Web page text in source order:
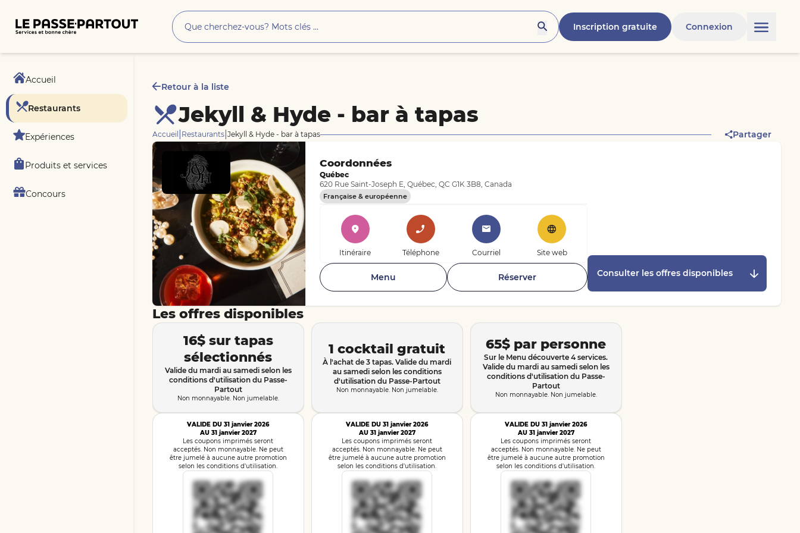
Inscription gratuite Connexion
Accueil
Restaurants
Expériences
Produits et services
Concours
Retour à la liste
Jekyll & Hyde - bar à tapas
Accueil Restaurants| Jekyll & Hyde - bar à tapas Partager
Coordonnées
Québec
620 Rue Saint-Joseph E, Québec, QC G1K 3B8, Canada
Française & européenne
Itinéraire Téléphone Courriel Site web
Menu Réserver Consulter les offres disponibles
Les offres disponibles
16$ sur tapas
sélectionnés
Valide du mardi au samedi selon les
conditions d'utilisation du Passe-
Partout
Non monnayable. Non jumelable.
VALIDE DU 31 janvier 2026
AU 31 janvier 2027
Les coupons imprimés seront
acceptés. Non monnayable. Ne peut
être jumelé à aucune autre promotion
selon les conditions d'utilisation.
1 cocktail gratuit
À l'achat de 3 tapas. Valide du mardi
au samedi selon les conditions
d'utilisation du Passe-Partout
Non monnayable. Non jumelable.
VALIDE DU 31 janvier 2026
AU 31 janvier 2027
Les coupons imprimés seront
acceptés. Non monnayable. Ne peut
être jumelé à aucune autre promotion
selon les conditions d'utilisation.
65$ par personne
Sur le Menu découverte 4 services.
Valide du mardi au samedi selon les
conditions d'utilisation du Passe-
Partout
Non monnayable. Non jumelable.
VALIDE DU 31 janvier 2026
AU 31 janvier 2027
Les coupons imprimés seront
acceptés. Non monnayable. Ne peut
être jumelé à aucune autre promotion
selon les conditions d'utilisation.